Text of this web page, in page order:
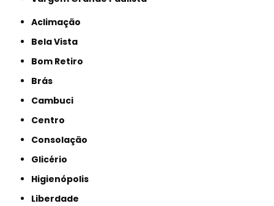
Aclimação
Bela Vista
Bom Retiro
Brás
Cambuci
Centro
Consolação
Glicério
Higienópolis
Liberdade